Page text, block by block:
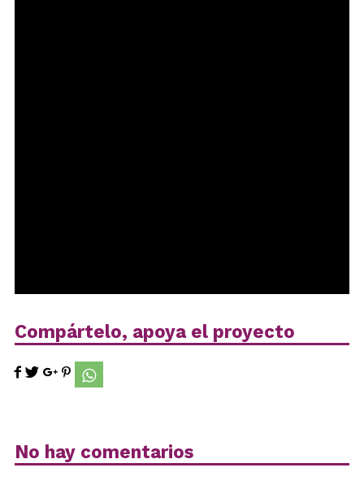
Compártelo, apoya el proyecto
No hay comentarios